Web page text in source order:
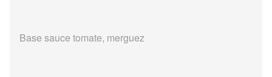
Base sauce tomate, merguez